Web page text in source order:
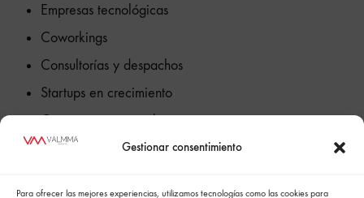
Gestionar consentimiento
Para ofrecer las mejores experiencias, utilizamos tecnologías como las cookies para
Empresas tecnológicas
Coworkings
Consultorías y despachos
Startups en crecimiento
Corporaciones que buscan renovar su imagen